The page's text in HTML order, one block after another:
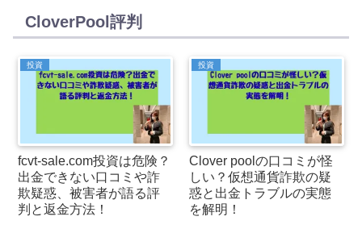
CloverPool評判
投資
fcvt-sale.com投資は危険？
出金できない口コミや詐
欺疑惑、被害者が語る評
判と返金方法！
投資
Clover poolの口コミが怪
しい？仮想通貨詐欺の疑
惑と出金トラブルの実態
を解明！